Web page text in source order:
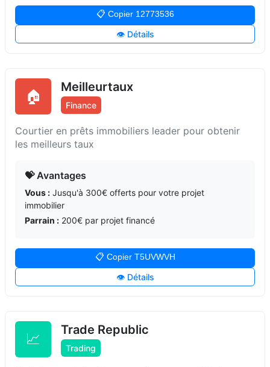
📋 Copier 12773536
👁️ Détails
🏠
Meilleurtaux
Finance
Courtier en prêts immobiliers leader pour obtenir
les meilleurs taux
💝 Avantages
Vous : Jusqu'à 300€ offerts pour votre projet
immobilier
Parrain : 200€ par projet financé
📋 Copier T5UVWVH
👁️ Détails
📈
Trade Republic
Trading